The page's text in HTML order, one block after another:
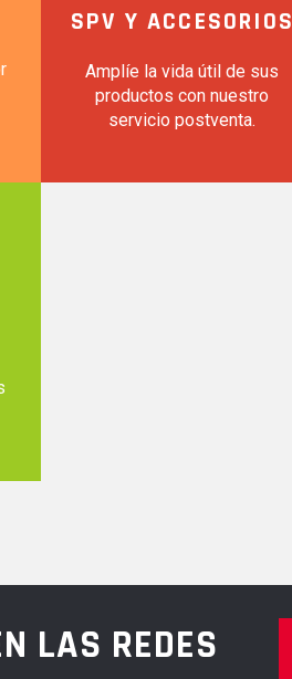
SPV Y ACCESORIOS
Amplíe la vida útil de sus
productos con nuestro
servicio postventa.
LAS REDES